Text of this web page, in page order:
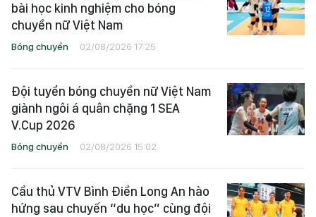
bài học kinh nghiệm cho bóng
chuyền nữ Việt Nam
Bóng chuyền 02/08/2026 17:25
Đội tuyển bóng chuyền nữ Việt Nam
giành ngôi á quân chặng 1 SEA
V.Cup 2026
Bóng chuyền 02/08/2026 15:02
Cầu thủ VTV Bình Điền Long An hào
hứng sau chuyến “du học” cùng đội